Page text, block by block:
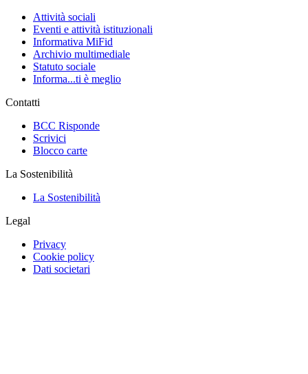
Attività sociali
Eventi e attività istituzionali
Informativa MiFid
Archivio multimediale
Statuto sociale
Informa...ti è meglio
Contatti
BCC Risponde
Scrivici
Blocco carte
La Sostenibilità
La Sostenibilità
Legal
Privacy
Cookie policy
Dati societari